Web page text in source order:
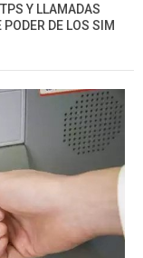
Y LLAMADAS
DE LOS SIM